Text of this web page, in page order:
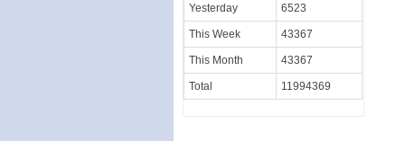
Yesterday 6523
This Week 43367
This Month 43367
Total 11994369